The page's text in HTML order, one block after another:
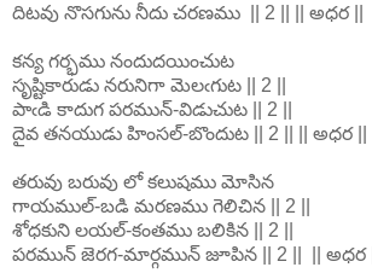
దిటవు నొసగును నీదు చరణము || 2 || || అధర ||
కన్య గర్భము నందుదయించుట
సృష్టికారుడు నరునిగా మెలఁగుట || 2 ||
పాఁడి కాదుగ పరమున్-విడుచుట || 2 ||
దైవ తనయుడు హింసల్-బొందుట || 2 || || అధర ||
తరువు బరువు లో కలుషము మోసిన
గాయముల్-బడి మరణము గెలిచిన || 2 ||
శోధకుని లయల్-కంతము బలికిన || 2 ||
పరమున్ జెరగ-మార్గమున్ జూపిన || 2 || || అధర ||